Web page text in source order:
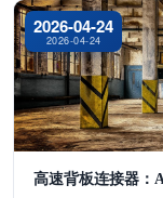
2026-04-24
2026-04-24
高速背板连接器：